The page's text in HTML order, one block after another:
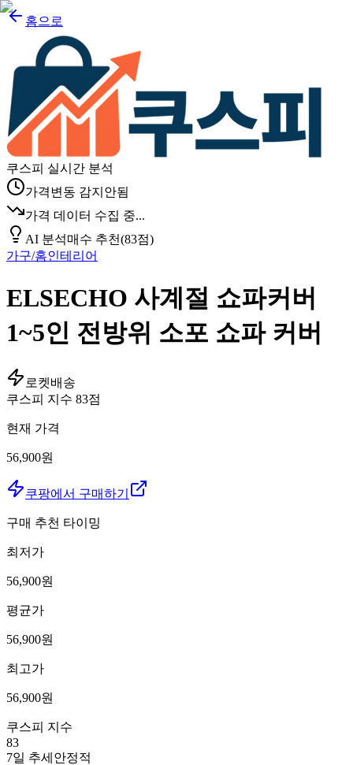
홈으로
쿠스피 실시간 분석
가격변동 감지안됨
가격 데이터 수집 중...
AI 분석매수 추천(83점)
가구/홈인테리어
ELSECHO 사계절 쇼파커버
1~5인 전방위 소포 쇼파 커버
로켓배송
쿠스피 지수 83점
현재 가격
56,900원
쿠팡에서 구매하기
구매 추천 타이밍
최저가
56,900원
평균가
56,900원
최고가
56,900원
쿠스피 지수
83
7일 추세 안정적